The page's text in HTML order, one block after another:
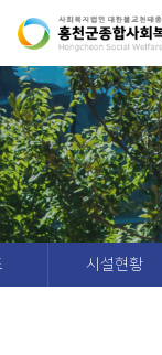
시설현황